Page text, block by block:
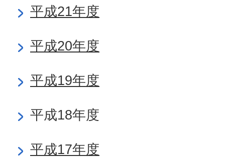
平成21年度
平成20年度
平成19年度
平成18年度
平成17年度